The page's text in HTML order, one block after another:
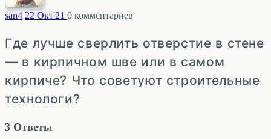
san4 22 Окт'21 0 комментариев
Где лучше сверлить отверстие в стене
— в кирпичном шве или в самом
кирпиче? Что советуют строительные
технологи?
3 Ответы